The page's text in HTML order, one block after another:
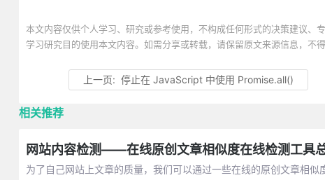
本文内容仅供个人学习、研究或参考使用，不构成任何形式的决策建议
学习研究目的使用本文内容。如需分享或转载，请保留原文来源信息，不
上一页: 停止在 JavaScript 中使用 Promise.all()
相关推荐
网站内容检测——在线原创文章相似度在线检测工具
为了自己网站上文章的质量，我们可以通过一些在线的原创文章相